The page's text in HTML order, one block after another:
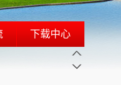
下载中心